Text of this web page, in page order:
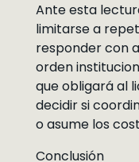
Ante esta
limitarse a
responder con
orden
que obligará al
decidir si
o asume los
Conclusión